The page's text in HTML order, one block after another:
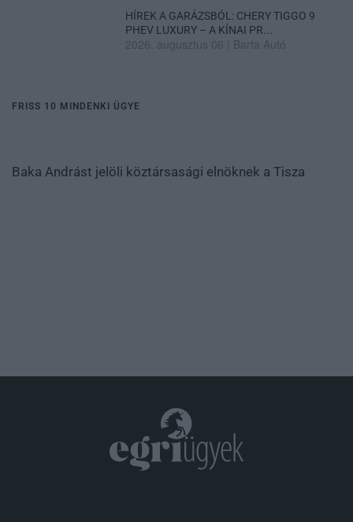
HÍREK A GARÁZSBÓL: CHERY TIGGO 9
PHEV LUXURY – A KÍNAI PR...
2026. augusztus 06 Barta Autó
FRISS 10 MINDENKI ÜGYE
Baka Andrást jelöli köztársasági elnöknek a Tisza